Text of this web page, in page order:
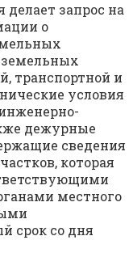
запрос на
о
земельных
транспортной и
условия
дежурные
сведения
которая
местного
срок со дня